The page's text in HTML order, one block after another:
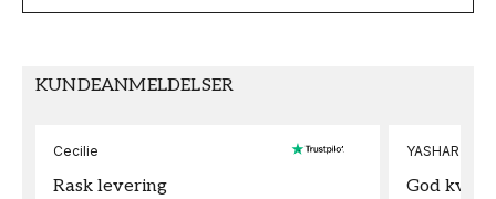
KUNDEANMELDELSER
Cecilie
Rask levering
YASHAR
God